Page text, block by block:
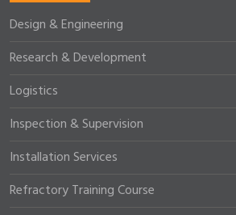
Design & Engineering
Research & Development
Logistics
Inspection & Supervision
Installation Services
Refractory Training Course